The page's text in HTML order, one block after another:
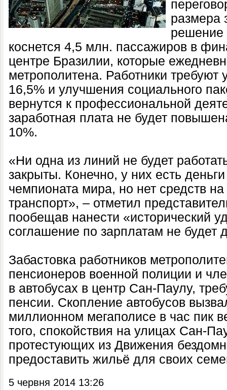
размера
решение
коснется 4,5 млн. пассажиров в
центре Бразилии, которые
метрополитена. Работники требуют
16,5% и улучшения социального
вернутся к профессиональной
заработная плата не будет
10%.
«Ни одна из линий не будет
закрыты. Конечно, у них есть
чемпионата мира, но нет средств
транспорт», – отметил
пообещав нанести «исторический
соглашение по зарплатам не будет
Забастовка работников
пенсионеров военной полиции и
в автобусах в центр Сан-Паулу,
пенсии. Скопление автобусов
миллионном мегаполисе в час пик
того, спокойствия на улицах Сан-
протестующих из Движения
предоставить жильё для своих
5 червня 2014 13:26